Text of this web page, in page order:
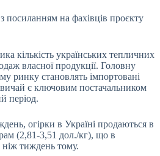
посиланням на фахівців проєкту
кількість українських тепличних
власної продукції. Головну
ринку становлять імпортовані
є ключовим постачальником
період.
огірки в Україні продаються в
(2,81-3,51 дол./кг), що в
тиждень тому.